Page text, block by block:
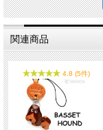
どのPasmo、関西エリア
山あり、そのすべて統一
も使えたり、学生証・社
ど用途も幅広くなっていま
革物語パスカードホルダ
体的かつユニークなデザ
級感があり、贈り物にも
関連商品
4.8 (5件)